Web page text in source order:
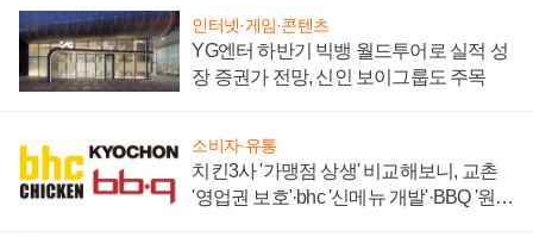
인터넷·게임·콘텐츠
YG엔터 하반기 빅뱅 월드투어로 실적 성
장 증권가 전망, 신인 보이그룹도 주목
소비자·유통
치킨3사 '가맹점 상생' 비교해보니, 교촌
'영업권 보호'·bhc '신메뉴 개발'·BBQ '원가